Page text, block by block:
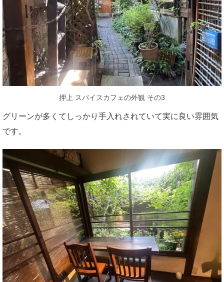
押上 スパイスカフェの外観 その3
グリーンが多くてしっかり手入れされていて実に良い雰囲気
です。